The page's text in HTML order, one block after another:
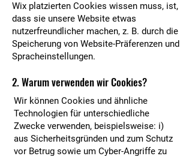
Wix platzierten Cookies wissen muss, ist,
dass sie unsere Website etwas
nutzerfreundlicher machen, z. B. durch die
Speicherung von Website-Präferenzen und
Spracheinstellungen.
2. Warum verwenden wir Cookies?
Wir können Cookies und ähnliche
Technologien für unterschiedliche
Zwecke verwenden, beispielsweise: i)
aus Sicherheitsgründen und zum Schutz
vor Betrug sowie um Cyber-Angriffe zu